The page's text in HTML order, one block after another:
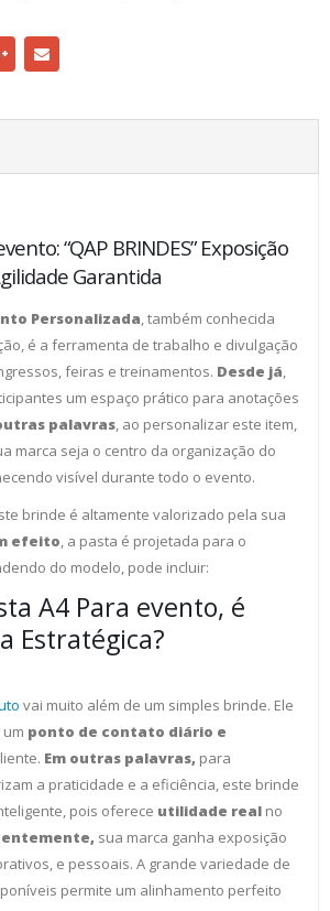
“QAP BRINDES” Exposição
Garantida
Personalizada , também conhecida
é a ferramenta de trabalho e divulgação
feiras e treinamentos. Desde já
um espaço prático para anotações
palavras , ao personalizar este item,
marca seja o centro da organização do
visível durante todo o evento.
brinde é altamente valorizado pela sua
efeito , a pasta é projetada para o
do modelo, pode incluir:
A4 Para evento, é
Estratégica?
vai muito além de um simples brinde. Ele
ponto de contato diário e
Em outras palavras, para
a praticidade e a eficiência, este brinde
pois oferece utilidade real no
sua marca ganha exposição
e pessoais. A grande variedade de
permite um alinhamento perfeito